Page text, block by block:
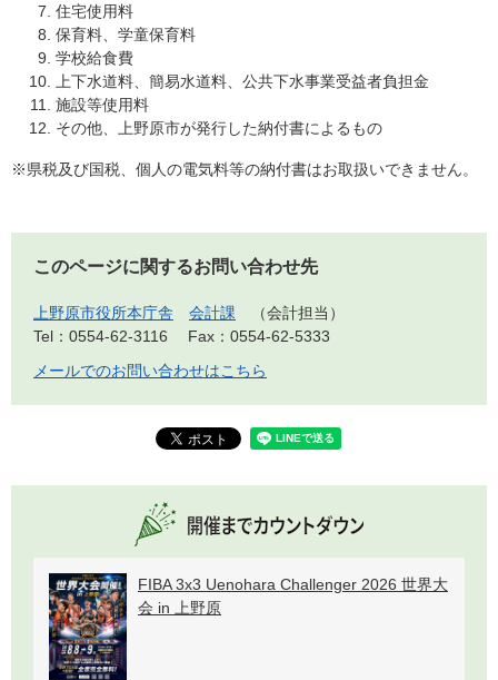
住宅使用料
保育料、学童保育料
学校給食費
上下水道料、簡易水道料、公共下水事業受益者負担金
施設等使用料
その他、上野原市が発行した納付書によるもの
※県税及び国税、個人の電気料等の納付書はお取扱いできません。
このページに関するお問い合わせ先
上野原市役所本庁舎 会計課
会計担当
Tel：0554-62-3116
Fax：0554-62-5333
メールでのお問い合わせはこちら
FIBA 3x3 Uenohara Challenger 2026 世界大
会 in 上野原